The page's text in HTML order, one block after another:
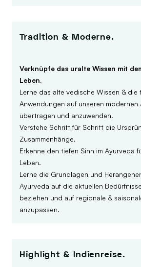
Tradition & Moderne.
Verknüpfe das uralte Wissen mit
Leben.
Lerne das alte vedische Wissen & die
Anwendungen auf unseren modernen
übertragen und anzuwenden.
Verstehe Schritt für Schritt die
Zusammenhänge.
Erkenne den tiefen Sinn im Ayurveda
Leben.
Lerne die Grundlagen und
Ayurveda auf die aktuellen
beziehen und auf regionale &
anzupassen.
Highlight & Indienreise.